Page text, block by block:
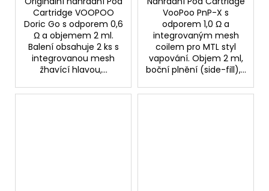
Cartridge VOOPOO
Doric Go s odporem 0,6
Ω a objemem 2 ml.
Balení obsahuje 2 ks s
integrovanou mesh
žhavící hlavou,...
VooPoo PnP-X s
odporem 1,0 Ω a
integrovaným mesh
coilem pro MTL styl
vapování. Objem 2 ml,
boční plnění (side-fill),...